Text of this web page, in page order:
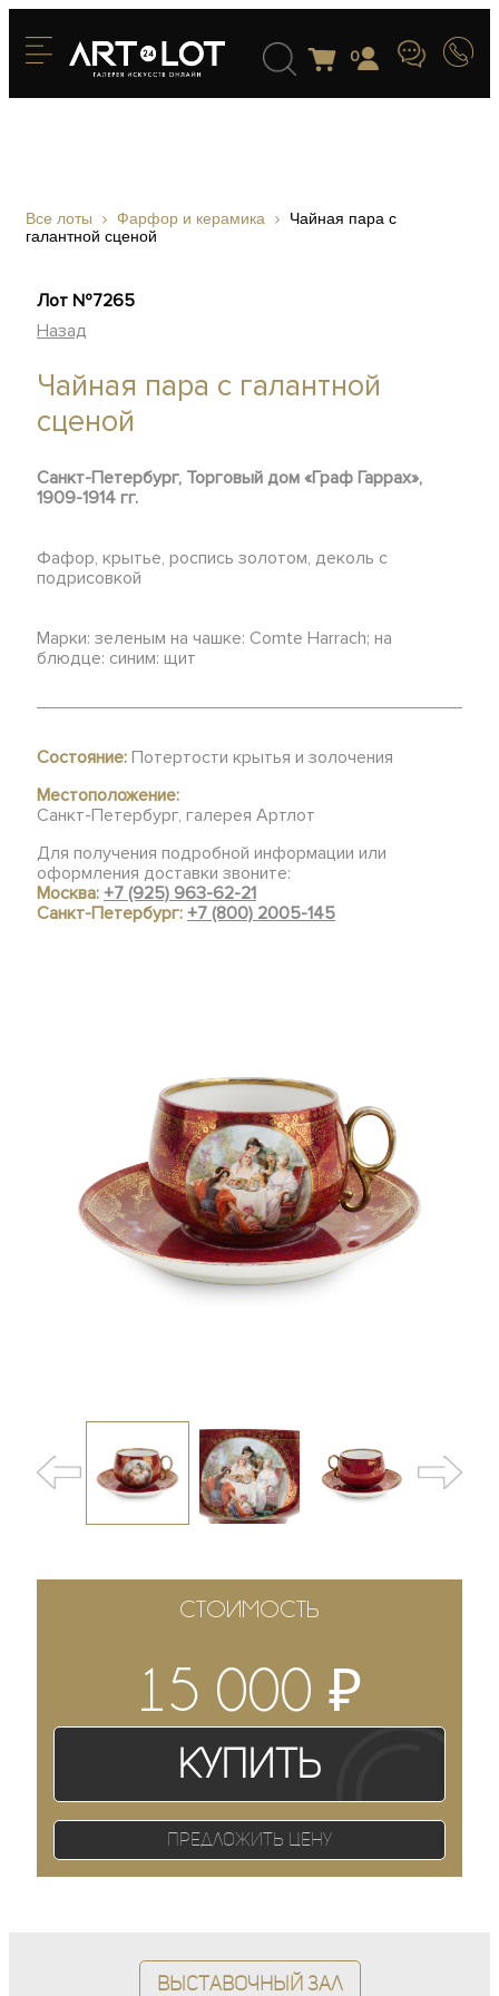
0
Все лоты Фарфор и керамика
Чайная пара с
галантной сценой
Лот №7265
Назад
Чайная пара с галантной
сценой
Санкт-Петербург, Торговый дом «Граф Гаррах»,
1909-1914 гг.
Фафор, крытье, роспись золотом, деколь с
подрисовкой
Марки: зеленым на чашке: Comte Harrach; на
блюдце: синим: щит
Состояние: Потертости крытья и золочения
Местоположение:
Санкт-Петербург, галерея Артлот
Для получения подробной информации или
оформления доставки звоните:
Москва:+7 (925) 963-62-21
Санкт-Петербург:+7 (800) 2005-145
СТОИМОСТЬ
15 000₽
Купить
Предложить цену
Выставочный зал